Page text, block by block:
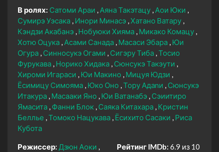
В ролях: Сатоми Араи Аяна Такэтацу Аои Юки
Сумирэ Уэсака Инори Минасэ Хатано Ватару
Кэндзи Акабанэ Нобуюки Хияма Микако Комацу
Хотю Оцука Асами Санада Масаси Эбара Юи
Огура Синносукэ Огами Сигэру Тиба Тосио
Фурукава Норико Хидака Сюнсукэ Такэути
Хироми Игараси
Юи Макино
Мицуя Юдзи
Ёсимицу Симояма Юко Оно Тору Адаnи
Сюнсукэ
Итакура Масааки Яно Юи Ватанабэ Сэиитиро
Ямасита Фанни Блок Саяка Китахара Кристин
Беллье Томоко Нацукава Ёсихито Сасаки
Риса
Кубота
Режиссер: Дзюн Аоки
Рейтинг IMDb: 6.9 из 10